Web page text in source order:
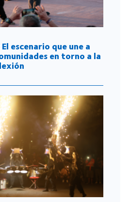
escenario que une a
en torno a la